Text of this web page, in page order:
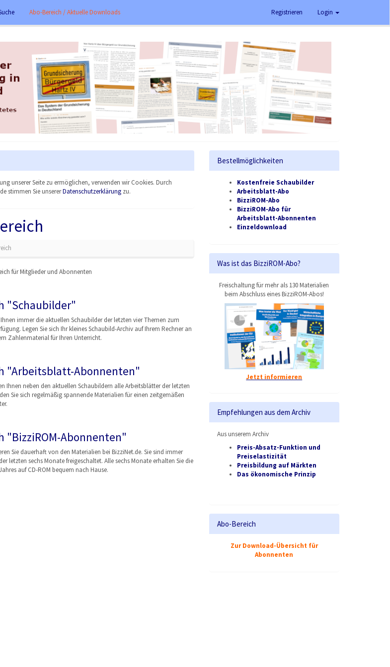
Abo-Bereich / Aktuelle Downloads Registrieren Login
unserer Seite zu ermöglichen, verwenden wir Cookies. Durch
stimmen Sie unsererDatenschutzerklärungzu.
für Mitglieder und Abonnenten
"Schaubilder"
immer die aktuellen Schaubilder der letzten vier Themen zum
Legen Sie sich Ihr kleines Schaubild-Archiv auf Ihrem Rechner an
Zahlenmaterial für Ihren Unterricht.
"Arbeitsblatt-Abonnenten"
Ihnen neben den aktuellen Schaubildern alle Arbeitsblätter der letzten
Sie sich regelmäßig spannende Materialien für einen zeitgemäßen
"BizziROM-Abonnenten"
Sie dauerhaft von den Materialien bei BizziNet.de. Sie sind immer
letzten sechs Monate freigeschaltet. Alle sechs Monate erhalten Sie die
auf CD-ROM bequem nach Hause.
Bestellmöglichkeiten
Kostenfreie Schaubilder
Arbeitsblatt-Abo
BizziROM-Abo
BizziROM-Abo für
Arbeitsblatt-Abonnenten
Einzeldownload
Was ist das BizziROM-Abo?
Freischaltung für mehr als 130 Materialien
beim Abschluss eines BizziROM-Abos!
Jetzt informieren
Empfehlungen aus dem Archiv
Aus unserem Archiv
Preis-Absatz-Funktion und
Preiselastizität
Preisbildung auf Märkten
Das ökonomische Prinzip
Abo-Bereich
Zur Download-Übersicht für
Abonnenten